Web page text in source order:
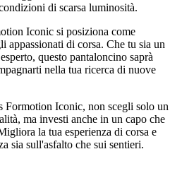
di scarsa luminosità.
Iconic si posiziona come
appassionati di corsa. Che tu sia un
questo pantaloncino saprà
nella tua ricerca di nuove
Formotion Iconic, non scegli solo un
ma investi anche in un capo che
la tua esperienza di corsa e
sia sull'asfalto che sui sentieri.